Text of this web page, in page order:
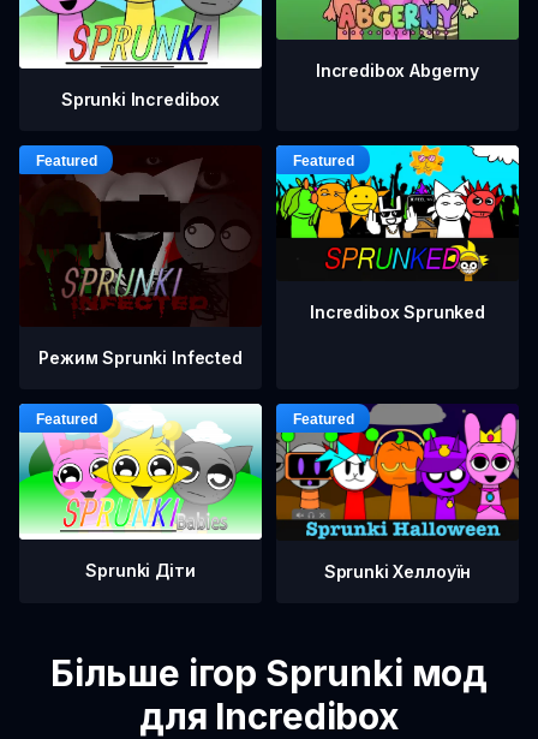
Sprunki Incredibox
Incredibox Abgerny
Режим Sprunki Infected
Incredibox Sprunked
Sprunki Діти Sprunki Хеллоуїн
Більше ігор Sprunki мод
для Incredibox